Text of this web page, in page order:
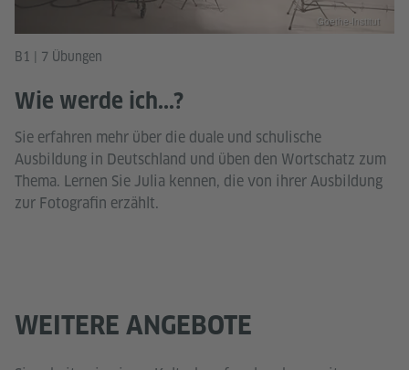
B1 | 7 Übungen
Wie werde ich...?
Sie erfahren mehr über die duale und schulische
Ausbildung in Deutschland und üben den Wortschatz zum
Thema. Lernen Sie Julia kennen, die von ihrer Ausbildung
zur Fotografin erzählt.
Goethe-Institut
WEITERE ANGEBOTE